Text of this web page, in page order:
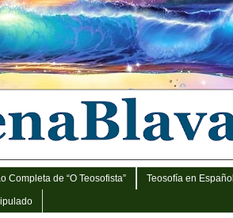
Completa de “O Teosofista” Teosofía en Español